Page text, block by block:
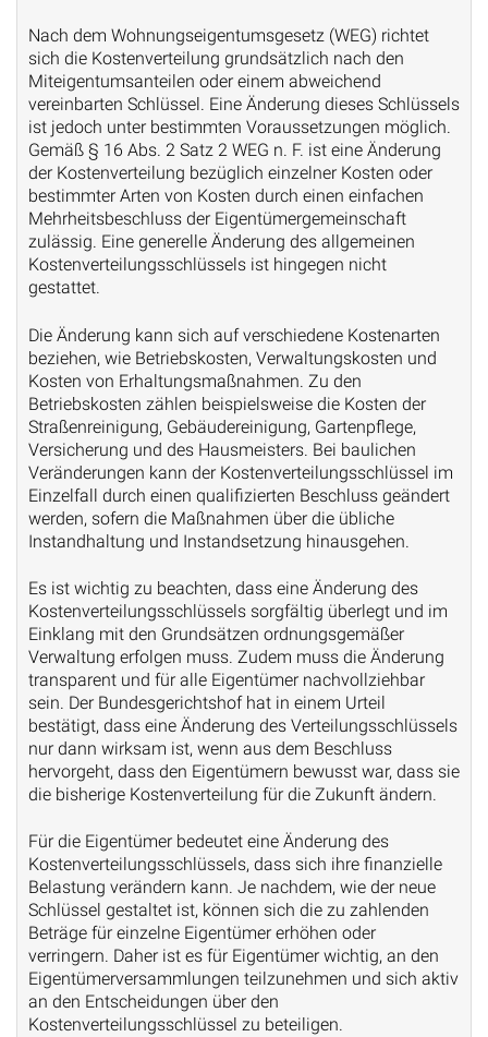
Nach dem Wohnungseigentumsgesetz (WEG) richtet
sich die Kostenverteilung grundsätzlich nach den
Miteigentumsanteilen oder einem abweichend
vereinbarten Schlüssel. Eine Änderung dieses Schlüssels
ist jedoch unter bestimmten Voraussetzungen möglich.
Gemäß § 16 Abs. 2 Satz 2 WEG n. F. ist eine Änderung
der Kostenverteilung bezüglich einzelner Kosten oder
bestimmter Arten von Kosten durch einen einfachen
Mehrheitsbeschluss der Eigentümergemeinschaft
zulässig. Eine generelle Änderung des allgemeinen
Kostenverteilungsschlüssels ist hingegen nicht
gestattet.
Die Änderung kann sich auf verschiedene Kostenarten
beziehen, wie Betriebskosten, Verwaltungskosten und
Kosten von Erhaltungsmaßnahmen. Zu den
Betriebskosten zählen beispielsweise die Kosten der
Straßenreinigung, Gebäudereinigung, Gartenpflege,
Versicherung und des Hausmeisters. Bei baulichen
Veränderungen kann der Kostenverteilungsschlüssel im
Einzelfall durch einen qualifizierten Beschluss geändert
werden, sofern die Maßnahmen über die übliche
Instandhaltung und Instandsetzung hinausgehen.
Es ist wichtig zu beachten, dass eine Änderung des
Kostenverteilungsschlüssels sorgfältig überlegt und im
Einklang mit den Grundsätzen ordnungsgemäßer
Verwaltung erfolgen muss. Zudem muss die Änderung
transparent und für alle Eigentümer nachvollziehbar
sein. Der Bundesgerichtshof hat in einem Urteil
bestätigt, dass eine Änderung des Verteilungsschlüssels
nur dann wirksam ist, wenn aus dem Beschluss
hervorgeht, dass den Eigentümern bewusst war, dass sie
die bisherige Kostenverteilung für die Zukunft ändern.
Für die Eigentümer bedeutet eine Änderung des
Kostenverteilungsschlüssels, dass sich ihre finanzielle
Belastung verändern kann. Je nachdem, wie der neue
Schlüssel gestaltet ist, können sich die zu zahlenden
Beträge für einzelne Eigentümer erhöhen oder
verringern. Daher ist es für Eigentümer wichtig, an den
Eigentümerversammlungen teilzunehmen und sich aktiv
an den Entscheidungen über den
Kostenverteilungsschlüssel zu beteiligen.